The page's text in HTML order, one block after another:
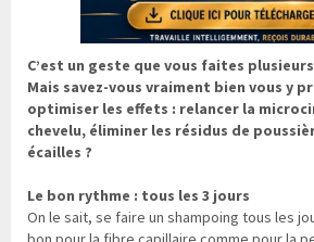
C’est un geste que vous faites
Mais savez-vous vraiment bien vous y
optimiser les effets : relancer la
chevelu, éliminer les résidus de
écailles ?
Le bon rythme : tous les 3 jours
On le sait, se faire un shampoing tous les